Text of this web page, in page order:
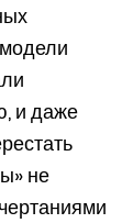
и даже
не